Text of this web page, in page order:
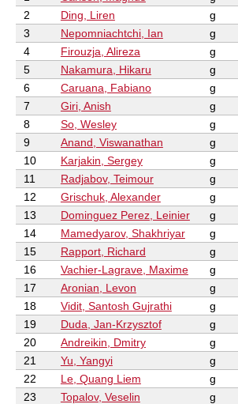
2
Ding, Liren g
3
Nepomniachtchi, Ian g
4
Firouzja, Alireza g
5
Nakamura, Hikaru g
6
Caruana, Fabiano g
7
Giri, Anish g
8
So, Wesley g
9
Anand, Viswanathan g
10
Karjakin, Sergey g
11
Radjabov, Teimour g
12
Grischuk, Alexander g
13
Dominguez Perez, Leinier g
14
Mamedyarov, Shakhriyar g
15
Rapport, Richard g
16
Vachier-Lagrave, Maxime g
17
Aronian, Levon g
18
Vidit, Santosh Gujrathi g
19
Duda, Jan-Krzysztof g
20
Andreikin, Dmitry g
21
Yu, Yangyi g
22
Le, Quang Liem g
23
Topalov, Veselin g